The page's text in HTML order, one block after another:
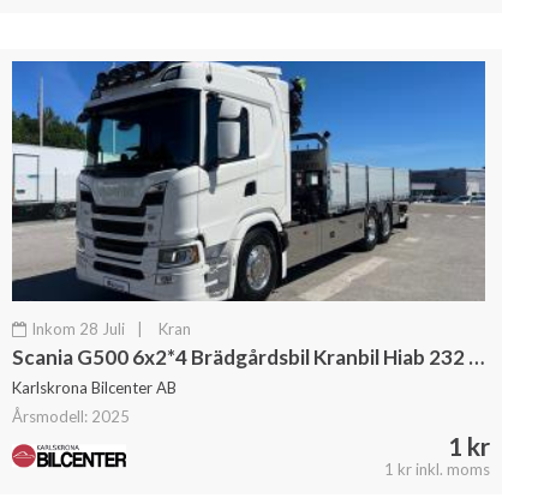
Inkom 28 Juli Kran
Scania G500 6x2*4 Brädgårdsbil Kranbil Hiab 232 Kran
Karlskrona Bilcenter AB
Årsmodell: 2025
1 kr
1 kr inkl. moms